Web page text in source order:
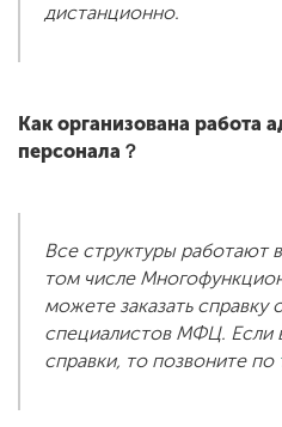
дистанционно.
Как организована работа
персонала？
Все структуры работают
том числе
можете заказать справку
специалистов МФЦ. Если
справки, то позвоните по